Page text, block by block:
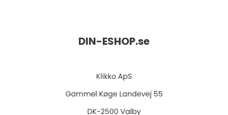
DIN-ESHOP.se